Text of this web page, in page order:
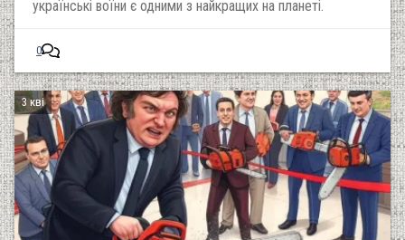
українські воїни є одними з найкращих на планеті.
0
3 кві